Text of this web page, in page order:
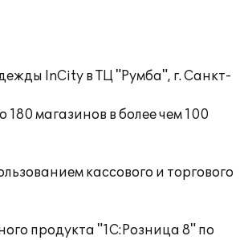
InCity в ТЦ "Румба", г. Санкт-
магазинов в более чем 100
кассового и торгового
продукта "1С:Розница 8" по